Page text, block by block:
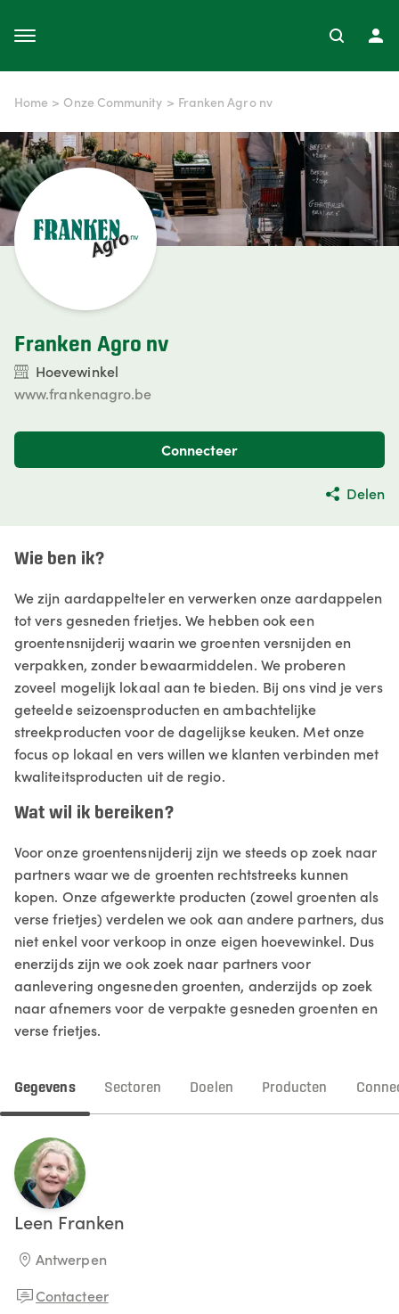
Home > Onze Community > Franken Agro nv
Franken Agro nv
Hoevewinkel
www.frankenagro.be
Connecteer
Delen
Wie ben ik?
We zijn aardappelteler en verwerken onze aardappelen
tot vers gesneden frietjes. We hebben ook een
groentensnijderij waarin we groenten versnijden en
verpakken, zonder bewaarmiddelen. We proberen
zoveel mogelijk lokaal aan te bieden. Bij ons vind je vers
geteelde seizoensproducten en ambachtelijke
streekproducten voor de dagelijkse keuken. Met onze
focus op lokaal en vers willen we klanten verbinden met
kwaliteitsproducten uit de regio.
Wat wil ik bereiken?
Voor onze groentensnijderij zijn we steeds op zoek naar
partners waar we de groenten rechtstreeks kunnen
kopen. Onze afgewerkte producten (zowel groenten als
verse frietjes) verdelen we ook aan andere partners, dus
niet enkel voor verkoop in onze eigen hoevewinkel. Dus
enerzijds zijn we ook zoek naar partners voor
aanlevering ongesneden groenten, anderzijds op zoek
naar afnemers voor de verpakte gesneden groenten en
verse frietjes.
Gegevens Sectoren Doelen Producten
Leen Franken
Antwerpen
Contacteer